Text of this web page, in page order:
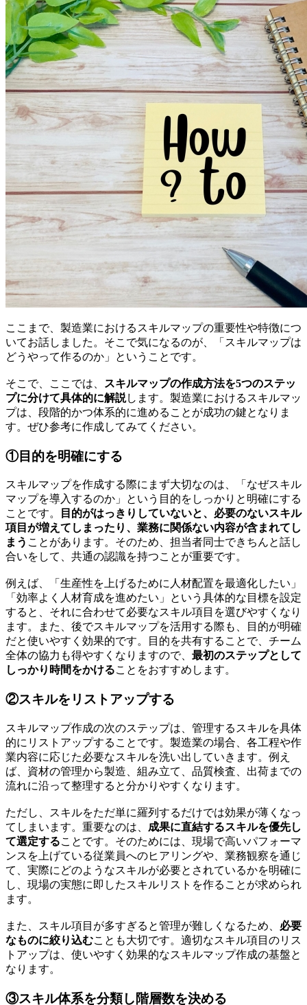
ここまで、製造業におけるスキルマップの重要性や特徴につ
いてお話しました。そこで気になるのが、「スキルマップは
どうやって作るのか」ということです。
そこで、ここでは、
スキルマップの作成方法を5つのステッ
プに分けて具体的に解説します。製造業におけるスキルマッ
プは、段階的かつ体系的に進めることが成功の鍵となりま
す。ぜひ参考に作成してみてください。
①目的を明確にする
スキルマップを作成する際にまず大切なのは、「なぜスキル
マップを導入するのか」という目的をしっかりと明確にする
ことです。
目的がはっきりしていないと、必要のないスキル
項目が増えてしまったり、業務に関係ない内容が含まれてし
まう ことがあります。そのため、担当者同士できちんと話し
合いをして、共通の認識を持つことが重要です。
例えば、「生産性を上げるために人材配置を最適化したい」
「効率よく人材育成を進めたい」という具体的な目標を設定
すると、それに合わせて必要なスキル項目を選びやすくなり
ます。また、後でスキルマップを活用する際も、目的が明確
だと使いやすく効果的です。目的を共有することで、チーム
全体の協力も得やすくなりますので、 最初のステップとして
しっかり時間をかけることをおすすめします。
②スキルをリストアップする
スキルマップ作成の次のステップは、管理するスキルを具体
的にリストアップすることです。製造業の場合、各工程や作
業内容に応じた必要なスキルを洗い出していきます。例え
ば、資材の管理から製造、組み立て、品質検査、出荷までの
流れに沿って整理すると分かりやすくなります。
ただし、スキルをただ単に羅列するだけでは効果が薄くなっ
てしまいます。重要なのは、 成果に直結するスキルを優先し
て選定することです。そのためには、現場で高いパフォーマ
ンスを上げている従業員へのヒアリングや、業務観察を通じ
て、実際にどのようなスキルが必要とされているかを明確に
し、現場の実態に即したスキルリストを作ることが求められ
ます。
また、スキル項目が多すぎると管理が難しくなるため、 必要
なものに絞り込むことも大切です。適切なスキル項目のリス
トアップは、使いやすく効果的なスキルマップ作成の基盤と
なります。
③スキル体系を分類し階層数を決める